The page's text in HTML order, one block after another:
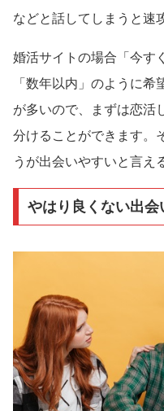
などと話してしまうと速
婚活サイトの場合「今す
「数年以内」のように
が多いので、まずは恋活
分けることができます。
うが出会いやすいと言え
やはり良くない出会